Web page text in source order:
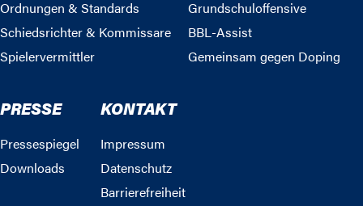
Ordnungen & Standards
Schiedsrichter & Kommissare
Spielervermittler
Grundschuloffensive
BBL-Assist
Gemeinsam gegen Doping
PRESSE
Pressespiegel
Downloads
KONTAKT
Impressum
Datenschutz
Barrierefreiheit